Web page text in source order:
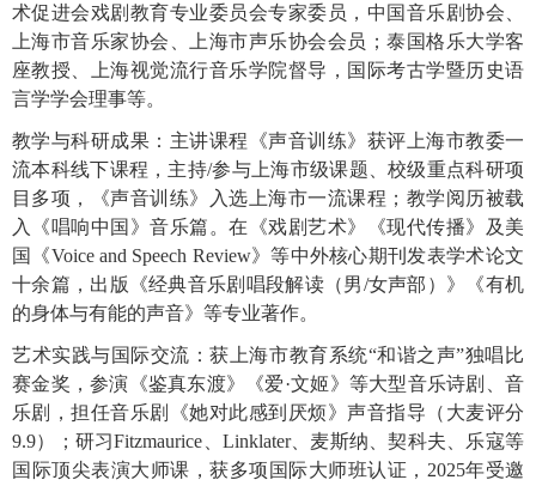
术促进会戏剧教育专业委员会专家委员，中国音乐剧协会、
上海市音乐家协会、上海市声乐协会会员；泰国格乐大学客
座教授、上海视觉流行音乐学院督导，国际考古学暨历史语
言学学会理事等。
教学与科研成果：主讲课程《声音训练》获评上海市教委一
流本科线下课程，主持/参与上海市级课题、校级重点科研项
目多项，《声音训练》入选上海市一流课程；教学阅历被载
入《唱响中国》音乐篇。在《戏剧艺术》《现代传播》及美
国《Voice and Speech Review》等中外核心期刊发表学术论文
十余篇，出版《经典音乐剧唱段解读（男/女声部）》《有机
的身体与有能的声音》等专业著作。
艺术实践与国际交流：获上海市教育系统“和谐之声”独唱比
赛金奖，参演《鉴真东渡》《爱·文姬》等大型音乐诗剧、音
乐剧，担任音乐剧《她对此感到厌烦》声音指导（大麦评分
9.9）；研习Fitzmaurice、Linklater、麦斯纳、契科夫、乐寇等
国际顶尖表演大师课，获多项国际大师班认证，2025年受邀